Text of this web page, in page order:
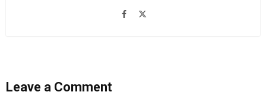
Leave a Comment